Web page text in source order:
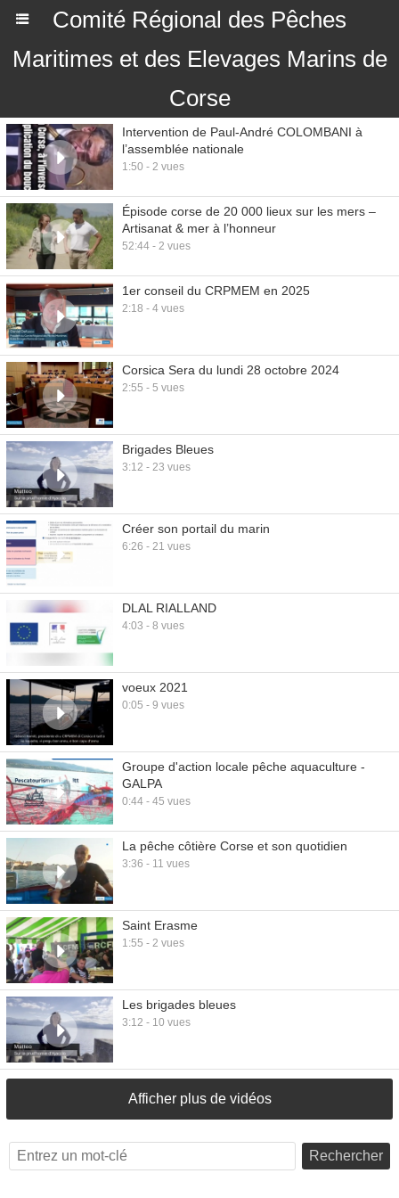
Comité Régional des Pêches
Maritimes et des Elevages Marins de
Corse
Intervention de Paul-André COLOMBANI à
l’assemblée nationale
1:50 - 2 vues
Épisode corse de 20 000 lieux sur les mers –
Artisanat & mer à l’honneur
52:44 - 2 vues
1er conseil du CRPMEM en 2025
2:18 - 4 vues
Corsica Sera du lundi 28 octobre 2024
2:55 - 5 vues
Brigades Bleues
3:12 - 23 vues
Créer son portail du marin
6:26 - 21 vues
DLAL RIALLAND
4:03 - 8 vues
voeux 2021
0:05 - 9 vues
Groupe d'action locale pêche aquaculture -
GALPA
0:44 - 45 vues
La pêche côtière Corse et son quotidien
3:36 - 11 vues
Saint Erasme
1:55 - 2 vues
Les brigades bleues
3:12 - 10 vues
Afficher plus de vidéos
Rechercher